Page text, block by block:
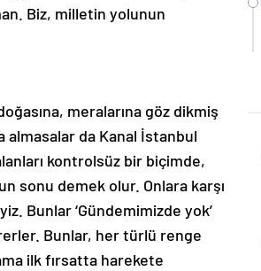
Biz, milletin yolunun
meralarına göz dikmiş
almasalar da Kanal İstanbul
kontrolsüz bir biçimde,
sonu demek olur. Onlara karşı
Bunlar ‘Gündemimizde yok’
Bunlar, her türlü renge
ilk fırsatta harekete